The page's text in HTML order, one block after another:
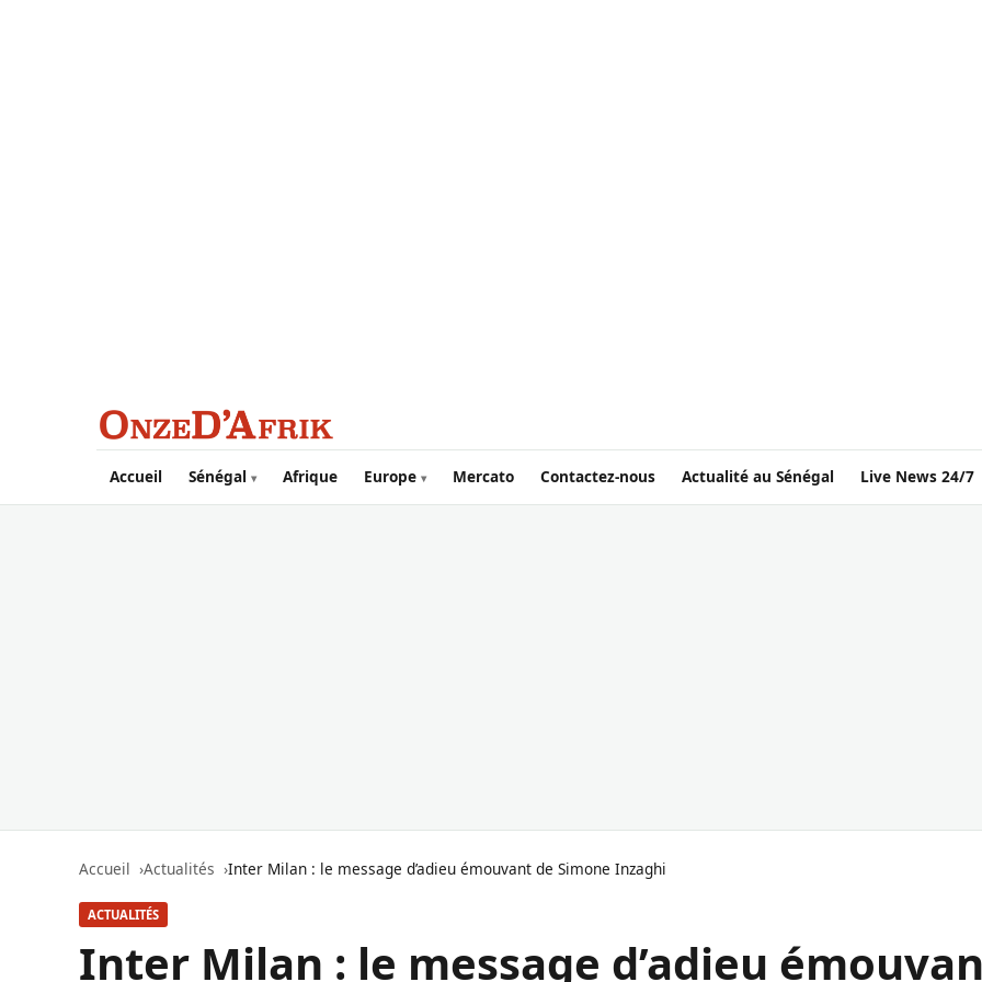
Aller au contenu principal
Accueil Sénégal Afrique Europe Mercato Contactez-nous Actualité au Sénégal Live News 24/7
Accueil Actualités Inter Milan : le message d’adieu émouvant de Simone Inzaghi
ACTUALITÉS
Inter Milan : le message d’adieu